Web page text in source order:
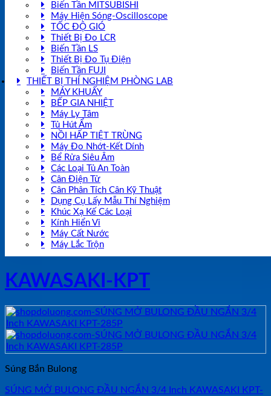
Biến Tần MITSUBISHI
Máy Hiện Sóng-Oscilloscope
TỐC ĐỘ GIÓ
Thiết Bị Đo LCR
Biến Tần LS
Thiết Bị Đo Tụ Điện
Biến Tần FUJI
THIẾT BỊ THÍ NGHIỆM PHÒNG LAB
MÁY KHUẤY
BẾP GIA NHIỆT
Máy Ly Tâm
Tủ Hút Ẩm
NỒI HẤP TIỆT TRÙNG
Máy Đo Nhớt-Kết Dính
Bể Rửa Siêu Âm
Các Loại Tủ An Toàn
Cân Điện Tử
Cân Phân Tích Cân Kỹ Thuật
Dụng Cụ Lấy Mẫu Thí Nghiệm
Khúc Xạ Kế Các Loại
Kính Hiển Vi
Máy Cất Nước
Máy Lắc Trộn
KAWASAKI-KPT
Súng Bắn Bulong
SÚNG MỞ BULONG ĐẦU NGẮN 3/4 Inch KAWASAKI KPT-